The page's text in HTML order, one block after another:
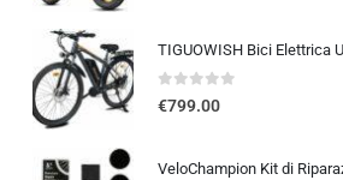
0out of 5
€799.00